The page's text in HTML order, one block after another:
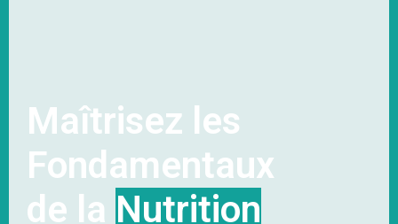
Maîtrisez les
Fondamentaux
de la Nutrition